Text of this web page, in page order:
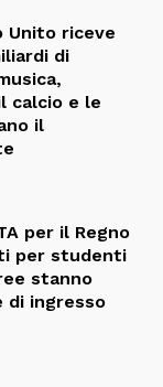
Unito riceve
di
calcio e le
il
per il Regno
per studenti
stanno
di ingresso